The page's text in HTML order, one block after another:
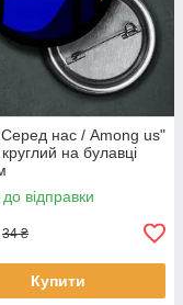
нас / Among us"
на булавці
відправки
34 ₴
Купити